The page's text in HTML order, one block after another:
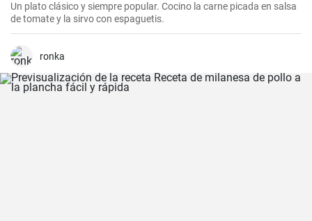
Un plato clásico y siempre popular. Cocino la carne picada en salsa
de tomate y la sirvo con espaguetis.
ronka